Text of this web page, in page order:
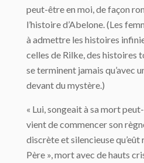
peut-être en moi, de façon
l’histoire d’Abelone. (Les
à admettre les histoires
celles de Rilke, des histoires
se terminent jamais qu’avec
devant du mystère.)
« Lui, songeait à sa mort
vient de commencer son
discrète et silencieuse qu’eût
Père », mort avec de hauts